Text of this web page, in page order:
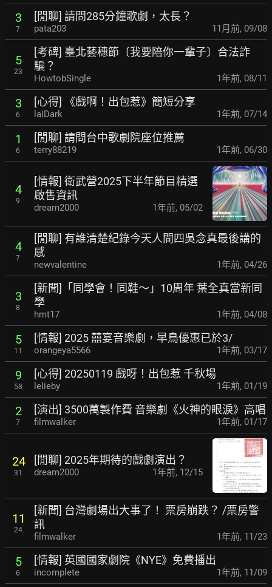
3
7
[閒聊] 請問285分鐘歌劇，太長？
pata203 11月前, 09/08
5
23
[考碑] 臺北藝穗節〔我要陪你一輩子〕合法詐
騙？
HowtobSingle 1年前, 08/11
3
6
[心得] 《戲啊！出包惹》簡短分享
laiDark 1年前, 07/14
1
6
[閒聊] 請問台中歌劇院座位推薦
terry88219 1年前, 06/30
4
9
[情報] 衛武營2025下半年節目精選
啟售資訊
dream2000 1年前, 05/02
4
7
[閒聊] 有誰清楚紀錄今天人間四吳念真最後講的
感
newvalentine 1年前, 04/26
3
8
[新聞]「同學會！同鞋～」10周年 葉全真當新同
學
hmt17 1年前, 04/08
5
11
[情報] 2025 囍宴音樂劇，早鳥優惠已於3/
orangeya5566 1年前, 03/17
9
58
[心得] 20250119 戲呀！出包惹 千秋場
lelieby 1年前, 01/19
2
7
[演出] 3500萬製作費 音樂劇《火神的眼淚》高唱
filmwalker 1年前, 01/17
24
31
[閒聊] 2025年期待的戲劇演出？
dream2000 1年前, 12/15
11
24
[新聞] 台灣劇場出大事了！ 票房崩跌？ /票房警
訊
filmwalker 1年前, 11/23
5
6
[情報] 英國國家劇院《NYE》免費播出
incomplete 1年前, 11/09